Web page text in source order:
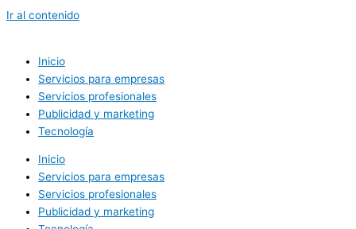
Ir al contenido
Inicio
Servicios para empresas
Servicios profesionales
Publicidad y marketing
Tecnología
Inicio
Servicios para empresas
Servicios profesionales
Publicidad y marketing